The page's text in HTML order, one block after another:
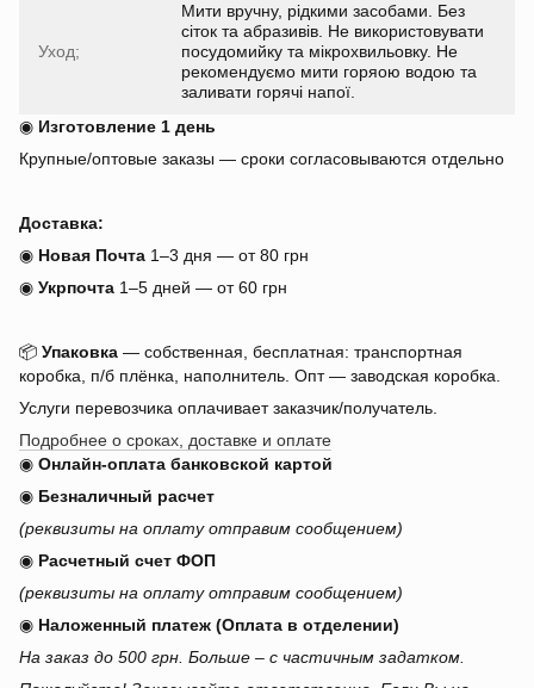
Уход;
Мити вручну, рідкими засобами. Без
сіток та абразивів. Не використовувати
посудомийку та мікрохвильовку. Не
рекомендуємо мити горяою водою та
заливати горячі напої.
◉ Изготовление 1 день
Крупные/оптовые заказы — сроки согласовываются отдельно
Доставка:
◉ Новая Почта 1–3 дня — от 80 грн
◉ Укрпочта 1–5 дней — от 60 грн
📦 Упаковка — собственная, бесплатная: транспортная
коробка, п/б плёнка, наполнитель. Опт — заводская коробка.
Услуги перевозчика оплачивает заказчик/получатель.
Подробнее о сроках, доставке и оплате
◉ Онлайн-оплата банковской картой
◉ Безналичный расчет
(реквизиты на оплату отправим сообщением)
◉ Расчетный счет ФОП
(реквизиты на оплату отправим сообщением)
◉ Наложенный платеж (Оплата в отделении)
На заказ до 500 грн. Больше – с частичным задатком.